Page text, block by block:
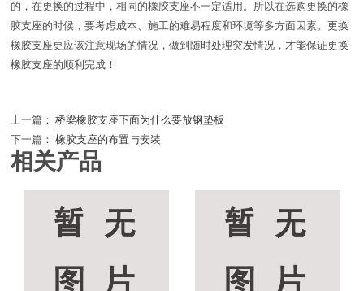
的，在更换的过程中，相同的橡胶支座不一定适用。所以在选购更换的橡
胶支座的时候，要考虑成本、施工的难易程度和环境等多方面因素。更换
橡胶支座更应该注意现场的情况，做到随时处理突发情况，才能保证更换
橡胶支座的顺利完成！
上一篇： 桥梁橡胶支座下面为什么要放钢垫板
下一篇： 橡胶支座的布置与安装
相关产品